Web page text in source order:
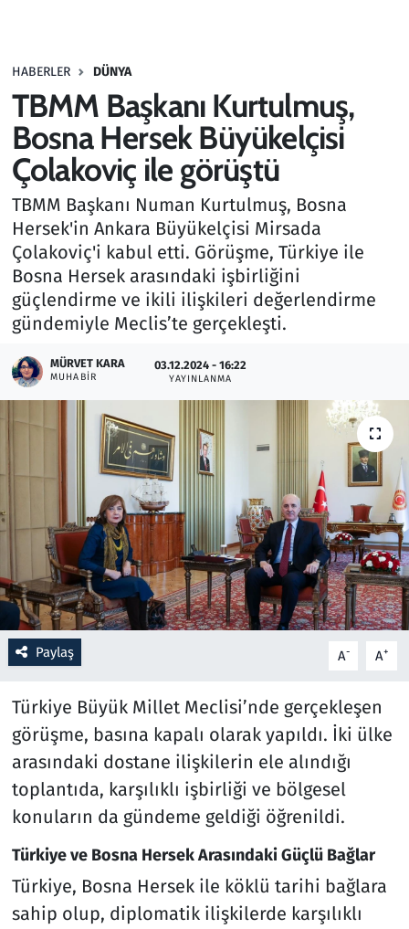
HABERLER DÜNYA
TBMM Başkanı Kurtulmuş,
Bosna Hersek Büyükelçisi
Çolakoviç ile görüştü
TBMM Başkanı Numan Kurtulmuş, Bosna
Hersek'in Ankara Büyükelçisi Mirsada
Çolakoviç'i kabul etti. Görüşme, Türkiye ile
Bosna Hersek arasındaki işbirliğini
güçlendirme ve ikili ilişkileri değerlendirme
gündemiyle Meclis’te gerçekleşti.
MÜRVET KARA
MUHABIR
03.12.2024 - 16:22
YAYINLANMA
Paylaş A- A+
Türkiye Büyük Millet Meclisi’nde gerçekleşen
görüşme, basına kapalı olarak yapıldı. İki ülke
arasındaki dostane ilişkilerin ele alındığı
toplantıda, karşılıklı işbirliği ve bölgesel
konuların da gündeme geldiği öğrenildi.
Türkiye ve Bosna Hersek Arasındaki Güçlü Bağlar
Türkiye, Bosna Hersek ile köklü tarihi bağlara
sahip olup, diplomatik ilişkilerde karşılıklı
Haber
Kültür Sanat
Kurumsal Haberler
Lezzet Durağı
Memur ve Kamu
Otomobil
Oyun
Ramazan
Resmi İlanlar
Rüya Tabirleri
Sağlık
Savunma Sanayi
Seçim 2023
Teknoloji ve Bilim
Televizyon